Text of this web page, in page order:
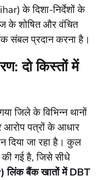
के दिशा-निर्देशों के
के शोषित और वंचित
संबल प्रदान करना है।
दो किस्तों में
जिले के विभिन्न थानों
आरोप पत्रों के आधार
दिया जा रहा है। कुल
की गई है, जिसे सीधे
लिंक बैंक खातों में DBT